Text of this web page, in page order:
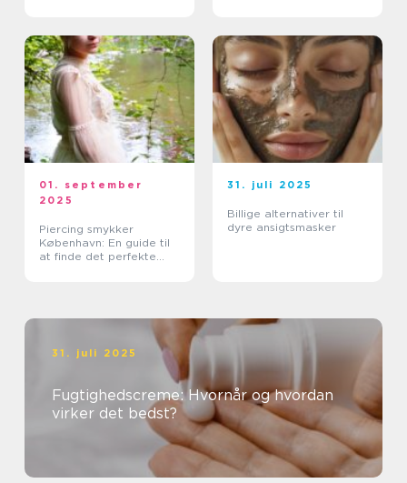
01. september
2025
Piercing smykker
København: En guide til
at finde det perfekte
31. juli 2025
Billige alternativer til
dyre ansigtsmasker
31. juli 2025
Fugtighedscreme: Hvornår og hvordan
virker det bedst?